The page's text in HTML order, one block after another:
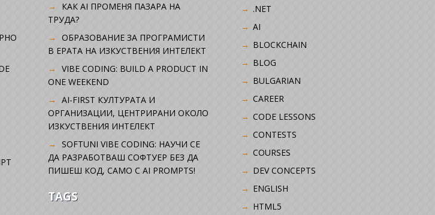
КАК AI ПРОМЕНЯ ПАЗАРА НА
ТРУДА?
ОБРАЗОВАНИЕ ЗА ПРОГРАМИСТИ
В ЕРАТА НА ИЗКУСТВЕНИЯ ИНТЕЛЕКТ
VIBE CODING: BUILD A PRODUCT IN
ONE WEEKEND
AI-FIRST КУЛТУРАТА И
ОРГАНИЗАЦИИ, ЦЕНТРИРАНИ ОКОЛО
ИЗКУСТВЕНИЯ ИНТЕЛЕКТ
SOFTUNI VIBE CODING: НАУЧИ СЕ
ДА РАЗРАБОТВАШ СОФТУЕР БЕЗ ДА
ПИШЕШ КОД, САМО С AI PROMPTS!
TAGS
.NET
AI
BLOCKCHAIN
BLOG
BULGARIAN
CAREER
CODE LESSONS
CONTESTS
COURSES
DEV CONCEPTS
ENGLISH
HTML5